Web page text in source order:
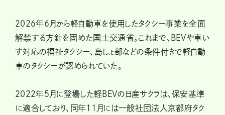
2026年6月から軽自動車を使用したタクシー事業を全面
解禁する方針を固めた国土交通省。これまで、BEVや車い
す対応の福祉タクシー、島しょ部などの条件付きで軽自動
車のタクシーが認められていた。
2022年5月に登場した軽BEVの日産サクラは、保安基準
に適合しており、同年11月には一般社団法人京都府タク